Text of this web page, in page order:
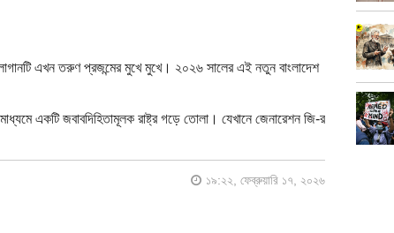
এখন তরুণ প্রজন্মের মুখে মুখে। ২০২৬ সালের এই নতুন বাংলাদেশ
একটি জবাবদিহিতামূলক রাষ্ট্র গড়ে তোলা। যেখানে জেনারেশন জি-র
১৯:২২, ফেব্রুয়ারি ১৭, ২০২৬